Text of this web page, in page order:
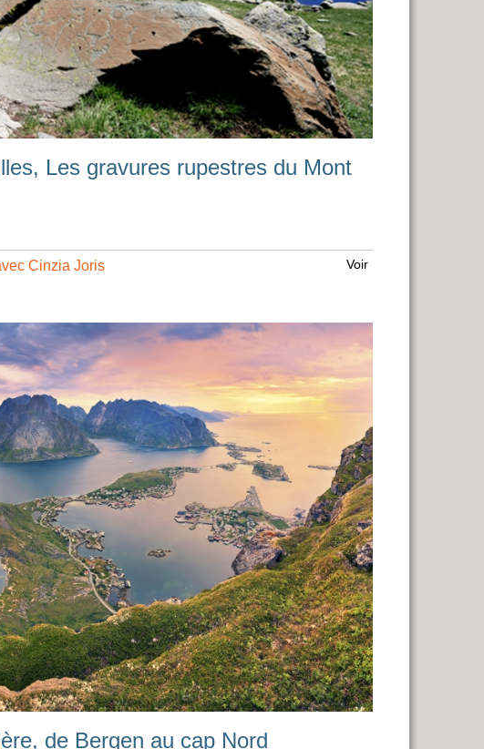
Les gravures rupestres du Mont
Cinzia Joris Voir
de Bergen au cap Nord